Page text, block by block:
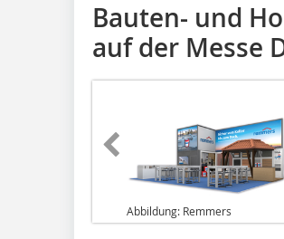
Bauten- und
auf der Messe
Abbildung: Remmers